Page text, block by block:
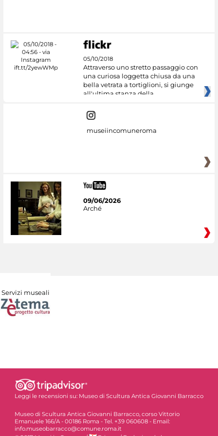
05/10/2018
Attraverso uno stretto passaggio con
una curiosa loggetta chiusa da una
bella vetrata a tortiglioni, si giunge
all'ultima stanza della
museiincomuneroma
09/06/2026
Arché
Servizi museali
Leggi le recensioni su: Museo di Scultura Antica Giovanni Barracco
Museo di Scultura Antica Giovanni Barracco, corso Vittorio
Emanuele 166/A - 00186 Roma - Tel. +39 060608 - Email:
info.museobarracco@comune.roma.it